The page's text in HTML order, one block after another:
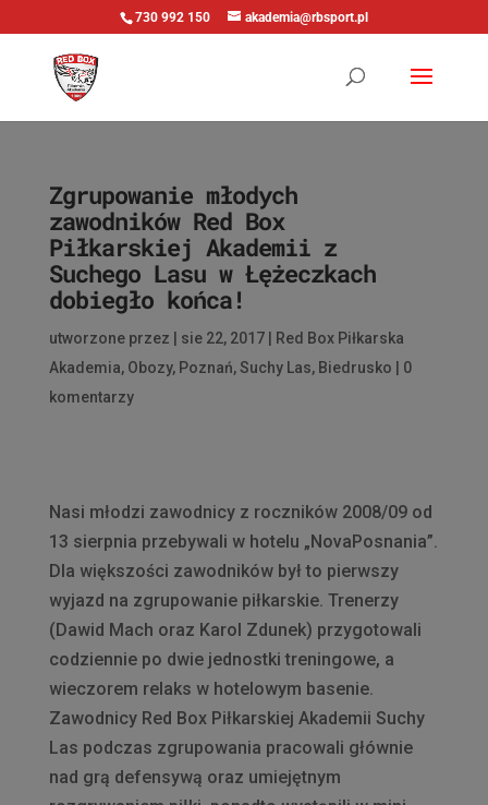
730 992 150 akademia@rbsport.pl
Zgrupowanie młodych
zawodników Red Box
Piłkarskiej Akademii z
Suchego Lasu w Łężeczkach
dobiegło końca!
utworzone przez sie 22, 2017|
Red Box Piłkarska
Akademia, Obozy, Poznań,Suchy Las, Biedrusko
0
komentarzy
Nasi młodzi zawodnicy z roczników 2008/09 od
13 sierpnia przebywali w hotelu „NovaPosnania”.
Dla większości zawodników był to pierwszy
wyjazd na zgrupowanie piłkarskie. Trenerzy
(Dawid Mach oraz Karol Zdunek) przygotowali
codziennie po dwie jednostki treningowe, a
wieczorem relaks w hotelowym basenie.
Zawodnicy Red Box Piłkarskiej Akademii Suchy
Las podczas zgrupowania pracowali głównie
nad grą defensywą oraz umiejętnym